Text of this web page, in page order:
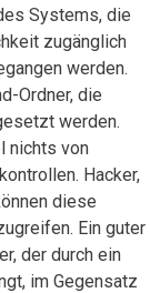
Systems, die
zugänglich
werden.
Ordner, die
werden.
nichts von
Hacker,
diese
Ein guter
der durch ein
im Gegensatz